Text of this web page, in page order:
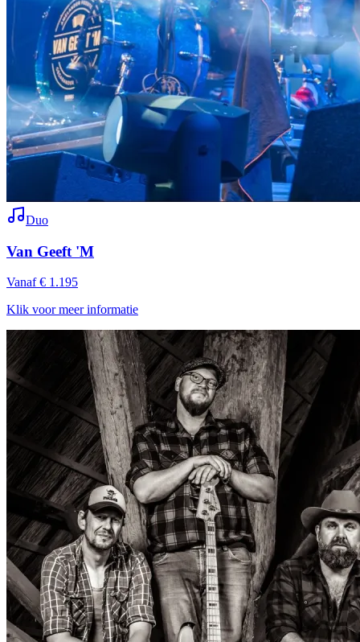
Duo
Van Geeft 'M
Vanaf € 1.195
Klik voor meer informatie